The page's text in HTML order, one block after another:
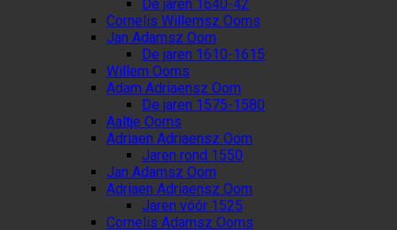
De jaren 1640-42
Cornelis Willemsz Ooms
Jan Adamsz Oom
De jaren 1610-1615
Willem Ooms
Adam Adriaensz Oom
De jaren 1575-1580
Aaltje Ooms
Adriaen Adriaensz Oom
Jaren rond 1550
Jan Adamsz Oom
Adriaen Adriaensz Oom
Jaren vóór 1525
Cornelis Adamsz Ooms